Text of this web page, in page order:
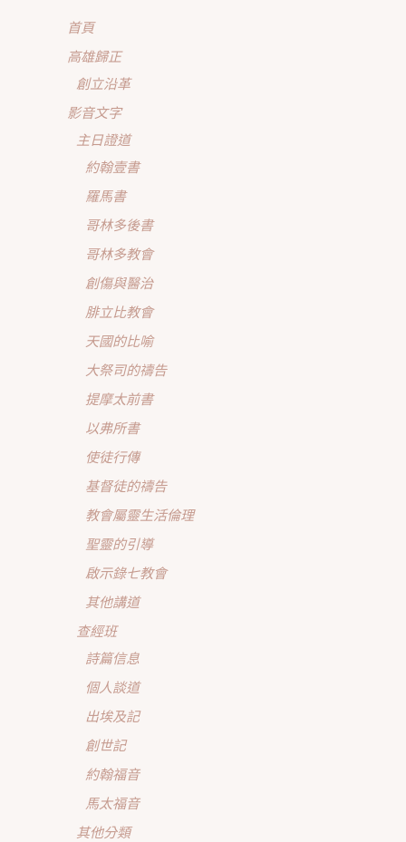
首頁
高雄歸正
創立沿革
影音文字
主日證道
約翰壹書
羅馬書
哥林多後書
哥林多教會
創傷與醫治
腓立比教會
天國的比喻
大祭司的禱告
提摩太前書
以弗所書
使徒行傳
基督徒的禱告
教會屬靈生活倫理
聖靈的引導
啟示錄七教會
其他講道
查經班
詩篇信息
個人談道
出埃及記
創世記
約翰福音
馬太福音
其他分類